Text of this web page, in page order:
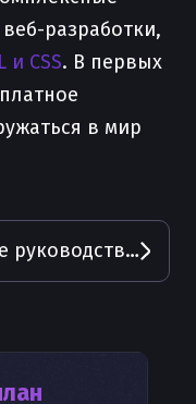
разработки,
и CSS. В первых
в мир
Функция url в CSS. Полное руководство с примерами